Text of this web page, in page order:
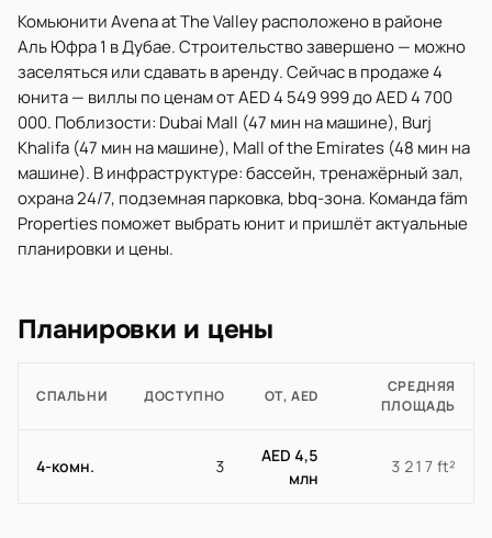
Комьюнити Avena at The Valley расположено в районе
Аль Юфра 1 в Дубае. Строительство завершено — можно
заселяться или сдавать в аренду. Сейчас в продаже 4
юнита — виллы по ценам от AED 4 549 999 до AED 4 700
000. Поблизости: Dubai Mall (47 мин на машине), Burj
Khalifa (47 мин на машине), Mall of the Emirates (48 мин на
машине). В инфраструктуре: бассейн, тренажёрный зал,
охрана 24/7, подземная парковка, bbq-зона. Команда fäm
Properties поможет выбрать юнит и пришлёт актуальные
планировки и цены.
Планировки и цены
СПАЛЬНИ ДОСТУПНО ОТ, AED
СРЕДНЯЯ
ПЛОЩАДЬ
4-комн. 3
AED 4,5
млн
3 217 ft²